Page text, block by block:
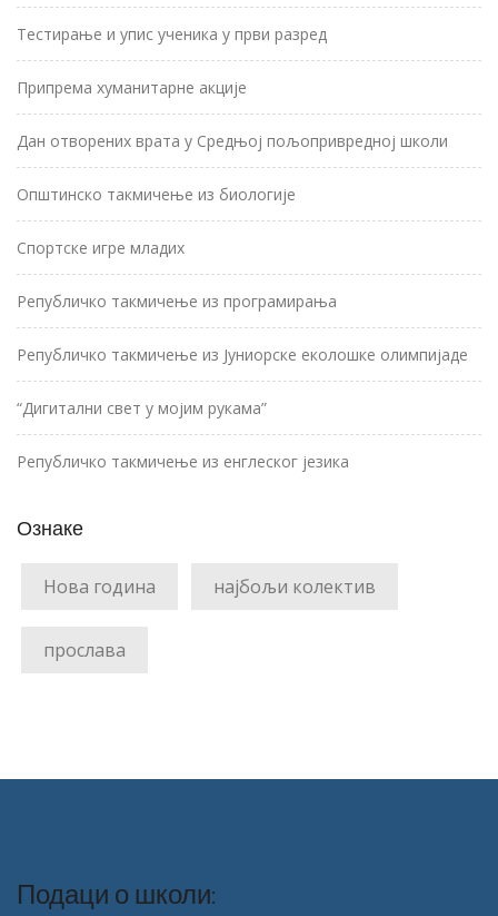
Тестирање и упис ученика у први разред
Припрема хуманитарне акције
Дан отворених врата у Средњој пољопривредној школи
Општинско такмичење из биологије
Спортске игре младих
Републичко такмичење из програмирања
Републичко такмичење из Јуниорске еколошке олимпијаде
“Дигитални свет у мојим рукама”
Републичко такмичење из енглеског језика
Ознаке
Нова година најбољи колектив
прослава
Подаци о школи: